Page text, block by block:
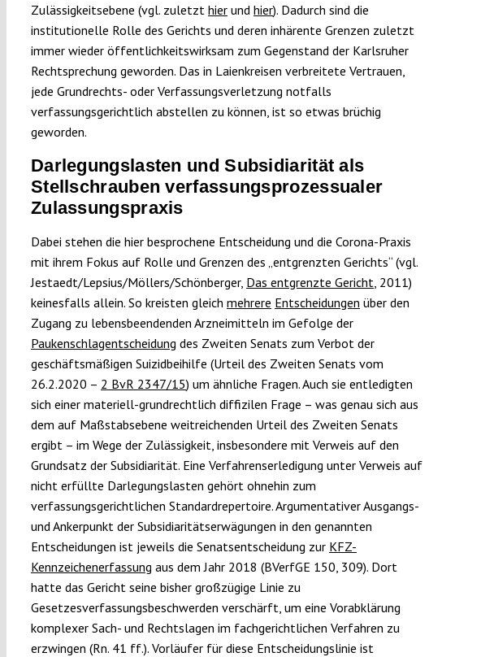
Zulässigkeitsebene (vgl. zuletzt hierund hier). Dadurch sind die
institutionelle Rolle des Gerichts und deren inhärente Grenzen zuletzt
immer wieder öffentlichkeitswirksam zum Gegenstand der Karlsruher
Rechtsprechung geworden. Das in Laienkreisen verbreitete Vertrauen,
jede Grundrechts- oder Verfassungsverletzung notfalls
verfassungsgerichtlich abstellen zu können, ist so etwas brüchig
geworden.
Darlegungslasten und Subsidiarität als
Stellschrauben verfassungsprozessualer
Zulassungspraxis
Dabei stehen die hier besprochene Entscheidung und die Corona-Praxis
mit ihrem Fokus auf Rolle und Grenzen des „entgrenzten Gerichts“ (vgl.
Jestaedt/Lepsius/Möllers/Schönberger, Das entgrenzte Gericht , 2011)
keinesfalls allein. So kreisten gleich mehrere Entscheidungen über den
Zugang zu lebensbeendenden Arzneimitteln im Gefolge der
Paukenschlagentscheidung des Zweiten Senats zum Verbot der
geschäftsmäßigen Suizidbeihilfe (Urteil des Zweiten Senats vom
26.2.2020 – 2 BvR 2347/15) um ähnliche Fragen. Auch sie entledigten
sich einer materiell-grundrechtlich diffizilen Frage – was genau sich aus
dem auf Maßstabsebene weitreichenden Urteil des Zweiten Senats
ergibt – im Wege der Zulässigkeit, insbesondere mit Verweis auf den
Grundsatz der Subsidiarität. Eine Verfahrenserledigung unter Verweis auf
nicht erfüllte Darlegungslasten gehört ohnehin zum
verfassungsgerichtlichen Standardrepertoire. Argumentativer Ausgangs-
und Ankerpunkt der Subsidiaritätserwägungen in den genannten
Entscheidungen ist jeweils die Senatsentscheidung zur KFZ-
Kennzeichenerfassung aus dem Jahr 2018 (BVerfGE 150, 309). Dort
hatte das Gericht seine bisher großzügige Linie zu
Gesetzesverfassungsbeschwerden verschärft, um eine Vorabklärung
komplexer Sach- und Rechtslagen im fachgerichtlichen Verfahren zu
erzwingen (Rn. 41 ff.). Vorläufer für diese Entscheidungslinie ist